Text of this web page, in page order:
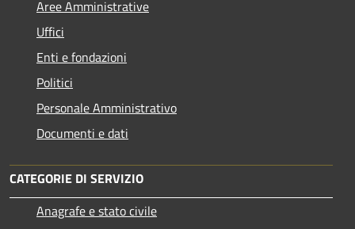
Aree Amministrative
Uffici
Enti e fondazioni
Politici
Personale Amministrativo
Documenti e dati
CATEGORIE DI SERVIZIO
Anagrafe e stato civile